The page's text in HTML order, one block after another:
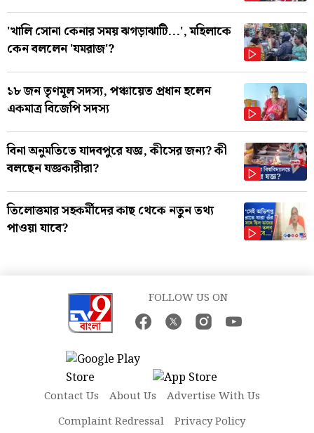
'খালি সোনা কেনার সময় ঝগড়াঝাটি...', মহিলাকে
কেন বললেন 'যমরাজ'?
১৮ জন তৃণমূল সদস্য, পঞ্চায়েত প্রধান হলেন
একমাত্র বিজেপি সদস্য
বিনা অনুমতিতে যাদবপুরে যজ্ঞ, কীসের জন্য? কী
বলছেন যজ্ঞকারীরা?
তিলোত্তমার সহকর্মীদের কাছ থেকে নতুন তথ্য
পাওয়া যাবে?
FOLLOW US ON
Contact Us About Us
Advertise With Us
Complaint Redressal
Privacy Policy